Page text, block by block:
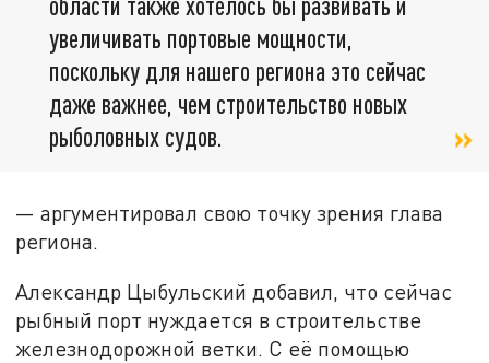
увеличивать портовые мощности,
поскольку для нашего региона это сейчас
даже важнее, чем строительство новых
рыболовных судов.
— аргументировал свою точку зрения глава
региона.
Александр Цыбульский добавил, что сейчас
рыбный порт нуждается в строительстве
железнодорожной ветки. С её помощью